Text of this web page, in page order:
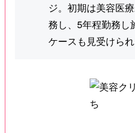
ジ。初期は美容医
務し、5年程勤務し
ケースも見受けられ